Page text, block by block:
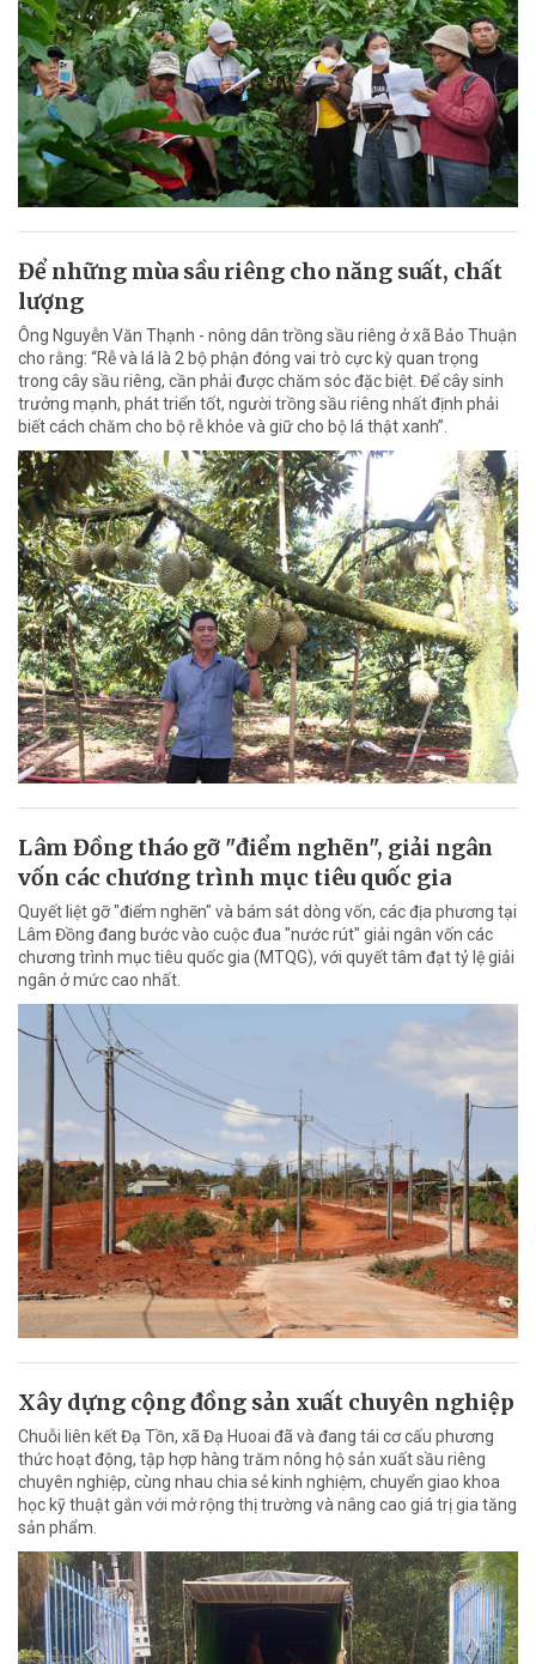
Để những mùa sầu riêng cho năng suất, chất
lượng
Ông Nguyễn Văn Thạnh - nông dân trồng sầu riêng ở xã Bảo Thuận
cho rằng: “Rễ và lá là 2 bộ phận đóng vai trò cực kỳ quan trọng
trong cây sầu riêng, cần phải được chăm sóc đặc biệt. Để cây sinh
trưởng mạnh, phát triển tốt, người trồng sầu riêng nhất định phải
biết cách chăm cho bộ rễ khỏe và giữ cho bộ lá thật xanh”.
Lâm Đồng tháo gỡ "điểm nghẽn", giải ngân
vốn các chương trình mục tiêu quốc gia
Quyết liệt gỡ "điểm nghẽn" và bám sát dòng vốn, các địa phương tại
Lâm Đồng đang bước vào cuộc đua "nước rút" giải ngân vốn các
chương trình mục tiêu quốc gia (MTQG), với quyết tâm đạt tỷ lệ giải
ngân ở mức cao nhất.
Xây dựng cộng đồng sản xuất chuyên nghiệp
Chuỗi liên kết Đạ Tồn, xã Đạ Huoai đã và đang tái cơ cấu phương
thức hoạt động, tập hợp hàng trăm nông hộ sản xuất sầu riêng
chuyên nghiệp, cùng nhau chia sẻ kinh nghiệm, chuyển giao khoa
học kỹ thuật gắn với mở rộng thị trường và nâng cao giá trị gia tăng
sản phẩm.